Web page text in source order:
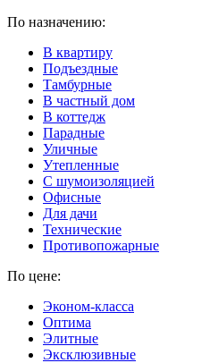
По назначению:
В квартиру
Подъездные
Тамбурные
В частный дом
В коттедж
Парадные
Уличные
Утепленные
C шумоизоляцией
Офисные
Для дачи
Технические
Противопожарные
По цене:
Эконом-класса
Оптима
Элитные
Эксклюзивные